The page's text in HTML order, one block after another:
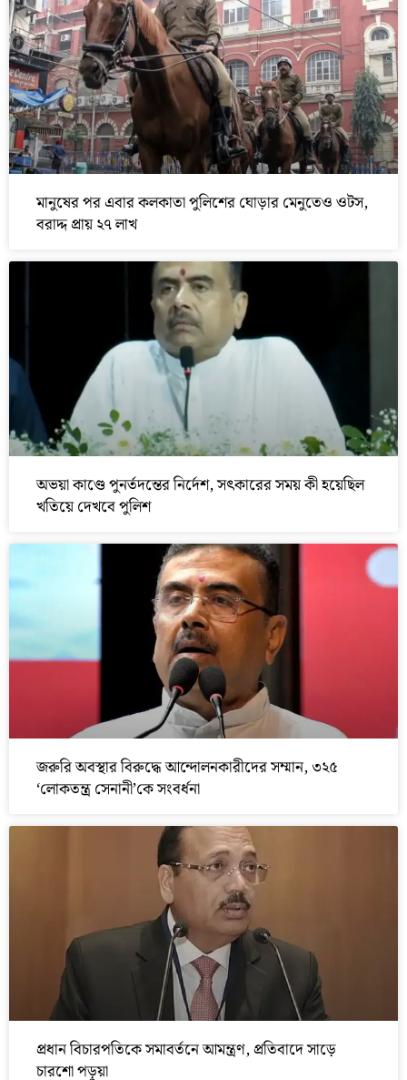
মানুষের পর এবার কলকাতা পুলিশের ঘোড়ার মেনুতেও ওটস,
বরাদ্দ প্রায় ২৭ লাখ
অভয়া কাণ্ডে পুনর্তদন্তের নির্দেশ, সৎকারের সময় কী হয়েছিল
খতিয়ে দেখবে পুলিশ
জরুরি অবস্থার বিরুদ্ধে আন্দোলনকারীদের সম্মান, ৩২৫
‘লোকতন্ত্র সেনানী’কে সংবর্ধনা
প্রধান বিচারপতিকে সমাবর্তনে আমন্ত্রণ, প্রতিবাদে সাড়ে
চারশো পড়ুয়া